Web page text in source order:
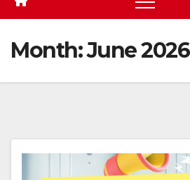
Month:June 2026